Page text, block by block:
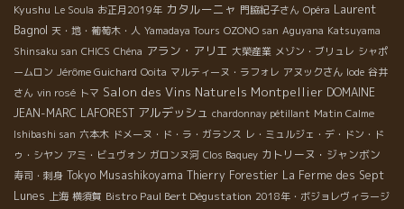
Kyushu Le Soula お正月2019年 カタルーニャ 門脇紀子さん Opéra Laurent
Bagnol 天・地・葡萄木・人 Yamadaya Tours OZONO san Aguyana Katsuyama
Shinsaku san CHICS Chéna アラン・アリエ 大榮産業 メゾン・ブリュレ シャポ
ームロン Jérôme Guichard Ooita マルティーヌ・ラフォレ アヌックさん Iode 谷井
さん vin rosé トマ Salon des Vins Naturels Montpellier DOMAINE
JEAN-MARC LAFOREST アルデッシュ chardonnay pétillant Matin Calme
Ishibashi san 六本木 ドメーヌ・ド・ラ・ガランス レ・ミュルジェ・デ・ドン・ド
ゥ・シヤン アミ・ビュヴォン ガロンヌ河 Clos Baquey カトリーヌ・ジャンボン
寿司・刺身 Tokyo Musashikoyama Thierry Forestier La Ferme des Sept
Lunes 上海 横須賀 Bistro Paul Bert Dégustation 2018年・ボジョレヴィラージ